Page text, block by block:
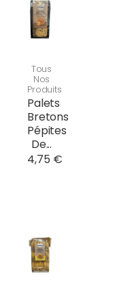
Tous
Nos
Produits
Palets
Bretons
Pépites
De...
4,75 €